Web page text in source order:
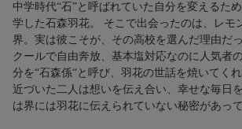
中学時代“石”と呼ばれていた自分を変えるた
学した石森羽花。 そこで出会ったのは、レモ
界。実は彼こそが、その高校を選んだ理由だっ
クールで自由奔放、基本塩対応なのに人気者
分を“石森係“と呼び、羽花の世話を焼いてく
近づいた二人は想いを伝え合い、幸せな毎日
は界には羽花に伝えられていない秘密があって